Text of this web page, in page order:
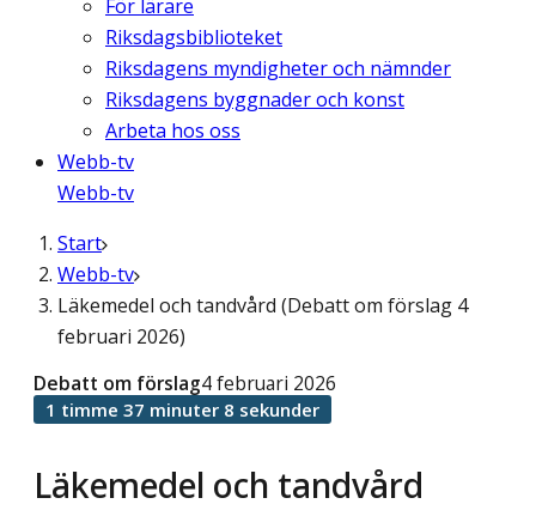
För lärare
Riksdagsbiblioteket
Riksdagens myndigheter och nämnder
Riksdagens byggnader och konst
Arbeta hos oss
Webb-tv
Webb-tv
Start
Webb-tv
Läkemedel och tandvård (Debatt om förslag 4
februari 2026)
Läkemedel och tandvård
Debatt om förslag4 februari 2026
1 timme 37 minuter 8 sekunder